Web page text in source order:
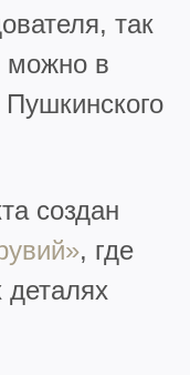
так
можно в
создан
, где
деталях